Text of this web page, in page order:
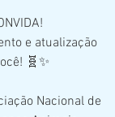
e atualização
🧬✨
Nacional de